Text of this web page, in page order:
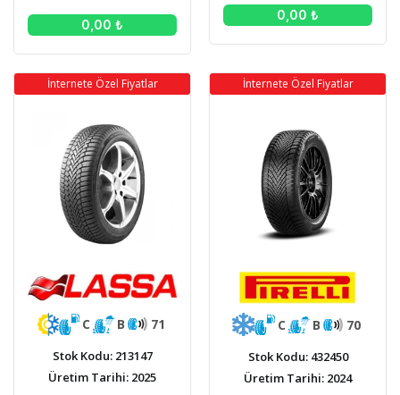
0,00 ₺
0,00 ₺
İnternete Özel Fiyatlar
C B 71
Stok Kodu: 213147
Üretim Tarihi: 2025
İnternete Özel Fiyatlar
C B 70
Stok Kodu: 432450
Üretim Tarihi: 2024